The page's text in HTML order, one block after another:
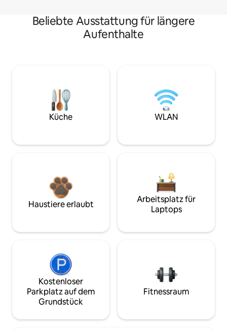
Beliebte Ausstattung für längere
Aufenthalte
Küche WLAN
Haustiere erlaubt
Arbeitsplatz für
Laptops
Kostenloser
Parkplatz auf dem
Grundstück
Fitnessraum